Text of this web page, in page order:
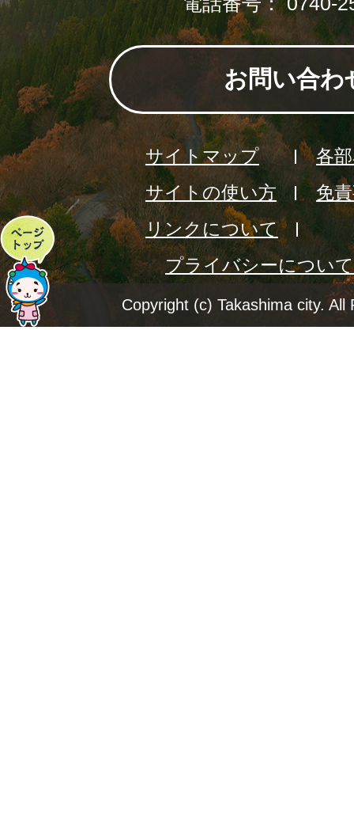
ペ
ー
ジ
お問い合わ
サイトマップ
各
サイトの使い方
免
リンクについて
プライバシーについて
Copyright (c) Takashima city. All